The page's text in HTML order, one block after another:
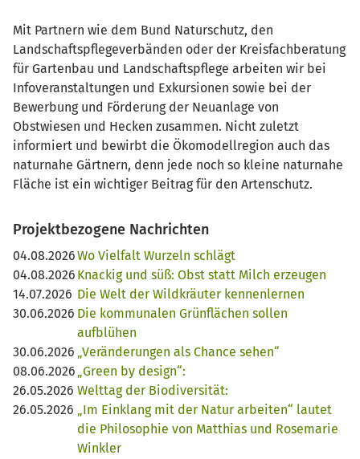
Mit Partnern wie dem Bund Naturschutz, den
Landschaftspflegeverbänden oder der Kreisfachberatung
für Gartenbau und Landschaftspflege arbeiten wir bei
Infoveranstaltungen und Exkursionen sowie bei der
Bewerbung und Förderung der Neuanlage von
Obstwiesen und Hecken zusammen. Nicht zuletzt
informiert und bewirbt die Ökomodellregion auch das
naturnahe Gärtnern, denn jede noch so kleine naturnahe
Fläche ist ein wichtiger Beitrag für den Artenschutz.
Projektbezogene Nachrichten
04.08.2026Wo Vielfalt Wurzeln schlägt
04.08.2026 Knackig und süß: Obst statt Milch erzeugen
14.07.2026 Die Welt der Wildkräuter kennenlernen
30.06.2026 Die kommunalen Grünflächen sollen
aufblühen
30.06.2026 „Veränderungen als Chance sehen“
08.06.2026 „Green by design“:
26.05.2026 Welttag der Biodiversität:
26.05.2026 „Im Einklang mit der Natur arbeiten“ lautet
die Philosophie von Matthias und Rosemarie
Winkler